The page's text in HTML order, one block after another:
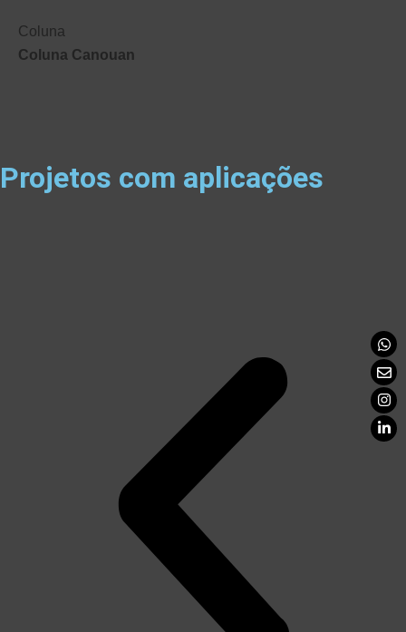
Coluna
Coluna Canouan
Projetos com aplicações